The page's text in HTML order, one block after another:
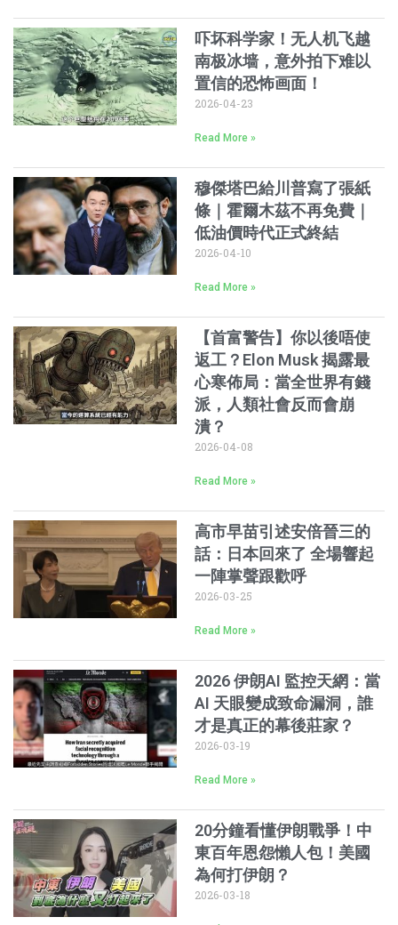
吓坏科学家！无人机飞越
南极冰墙，意外拍下难以
置信的恐怖画面！
2026-04-23
Read More »
穆傑塔巴給川普寫了張紙
條｜霍爾木茲不再免費｜
低油價時代正式終結
2026-04-10
Read More »
【首富警告】你以後唔使
返工？Elon Musk 揭露最
心寒佈局：當全世界有錢
派，人類社會反而會崩
潰？
2026-04-08
Read More »
高市早苗引述安倍晉三的
話：日本回來了 全場響起
一陣掌聲跟歡呼
2026-03-25
Read More »
2026 伊朗AI 監控天網：當
AI 天眼變成致命漏洞，誰
才是真正的幕後莊家？
2026-03-19
Read More »
20分鐘看懂伊朗戰爭！中
東百年恩怨懶人包！美國
為何打伊朗？
2026-03-18